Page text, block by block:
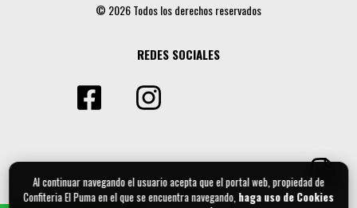
© 2026 Todos los derechos reservados
REDES SOCIALES
Al continuar navegando el usuario acepta que el portal web, propiedad de
Confiteria El Puma en el que se encuentra navegando, haga uso de Cookies